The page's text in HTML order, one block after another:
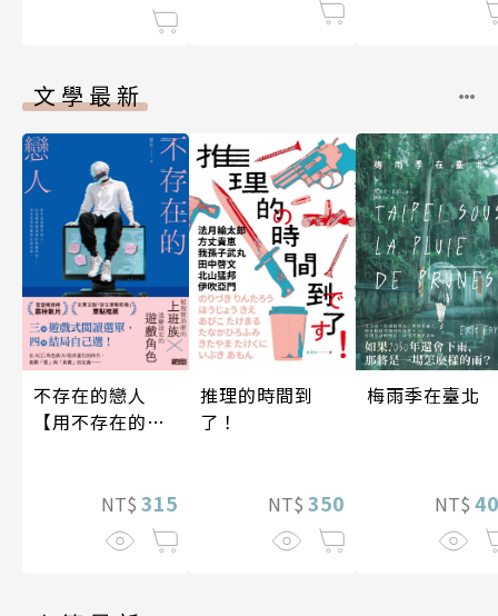
文學最新
不存在的戀人
【用不存在的
NT$ 315
推理的時間到
了！
NT$ 350
梅雨季在臺北
NT$